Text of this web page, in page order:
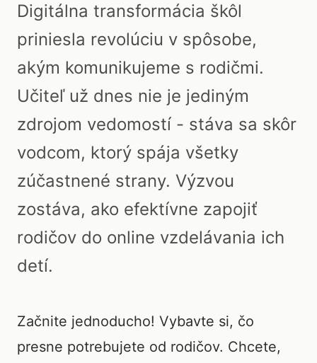
Digitálna transformácia škôl
priniesla revolúciu v spôsobe,
akým komunikujeme s rodičmi.
Učiteľ už dnes nie je jediným
zdrojom vedomostí - stáva sa skôr
vodcom, ktorý spája všetky
zúčastnené strany. Výzvou
zostáva, ako efektívne zapojiť
rodičov do online vzdelávania ich
detí.
Začnite jednoducho! Vybavte si, čo
presne potrebujete od rodičov. Chcete,